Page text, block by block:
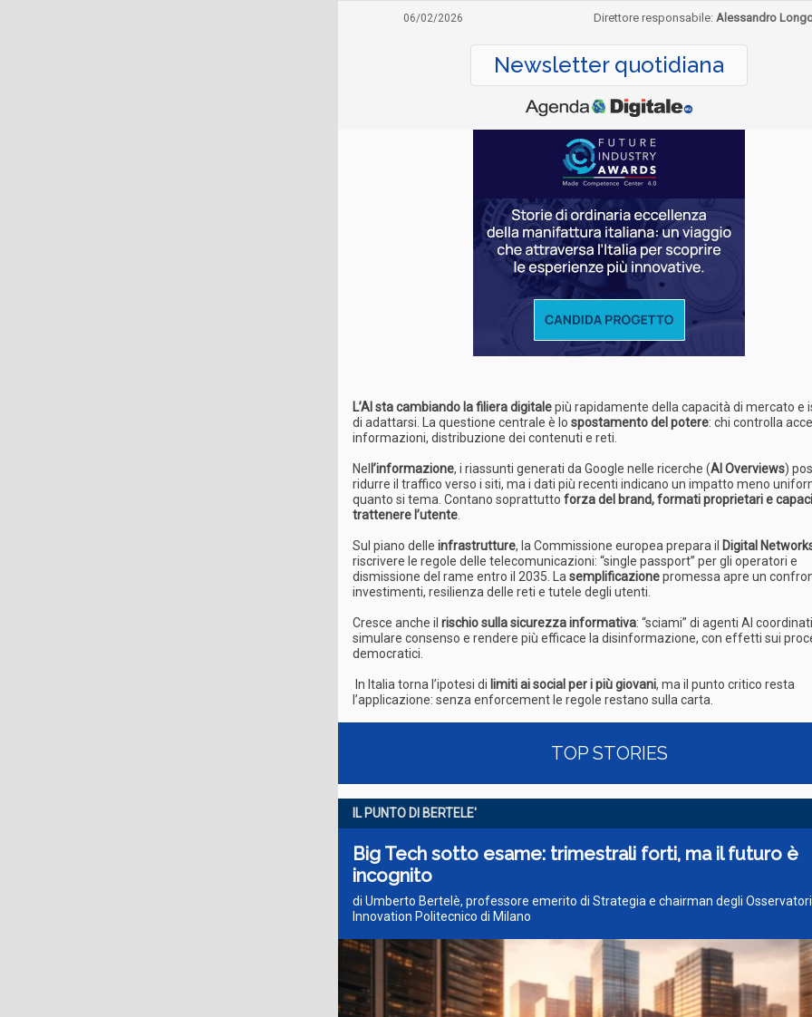
06/02/2026 Direttore responsabile: Alessandro
Newsletter quotidiana
L’AI sta cambiando la filiera digitalepiù rapidamente della capacità di mercato e
di adattarsi. La questione centrale è lo spostamento del potere: chi controlla
informazioni, distribuzione dei contenuti e reti.
Nel l’informazione, i riassunti generati da Google nelle ricerche (AI Overviews)
ridurre il traffico verso i siti, ma i dati più recenti indicano un impatto meno
quanto si tema. Contano soprattutto forza del brand, formati proprietari e
trattenere l’utente
Sul piano delle infrastrutture, la Commissione europea prepara il Digital
riscrivere le regole delle telecomunicazioni: “single passport” per gli operatori e
dismissione del rame entro il 2035. La semplificazionepromessa apre un
investimenti, resilienza delle reti e tutele degli utenti.
Cresce anche il rischio sulla sicurezza informativa: “sciami” di agenti AI
simulare consenso e rendere più efficace la disinformazione, con effetti sui
democratici.
In Italia torna l’ipotesi di limiti ai social per i più giovani, ma il punto critico resta
l’applicazione: senza enforcement le regole restano sulla carta.
TOP STORIES
IL PUNTO DI BERTELE'
Big Tech sotto esame: trimestrali forti, ma il futuro è
incognito
di Umberto Bertelè, professore emerito di Strategia e chairman degli
Innovation Politecnico di Milano